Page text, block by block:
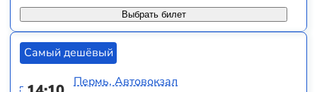
Выбрать билет
Самый дешёвый
Пермь, Автовокзал